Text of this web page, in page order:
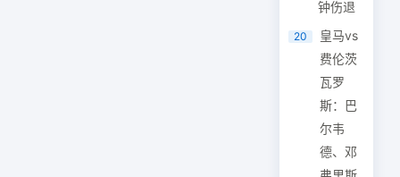
钟伤退
20
皇马vs
费伦茨
瓦罗
斯：巴
尔韦
德、邓